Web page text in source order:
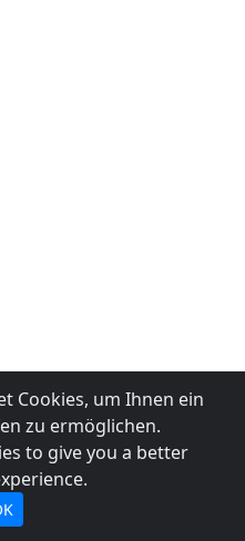
Cookies, um Ihnen ein
zu ermöglichen.
to give you a better